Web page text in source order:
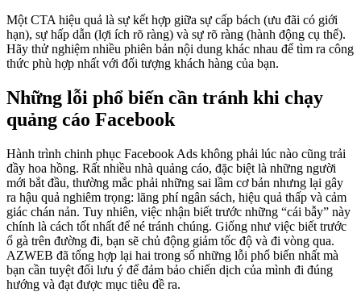
Một CTA hiệu quả là sự kết hợp giữa sự cấp bách (ưu đãi có giới
hạn), sự hấp dẫn (lợi ích rõ ràng) và sự rõ ràng (hành động cụ thể).
Hãy thử nghiệm nhiều phiên bản nội dung khác nhau để tìm ra công
thức phù hợp nhất với đối tượng khách hàng của bạn.
Những lỗi phổ biến cần tránh khi chạy
quảng cáo Facebook
Hành trình chinh phục Facebook Ads không phải lúc nào cũng trải
đầy hoa hồng. Rất nhiều nhà quảng cáo, đặc biệt là những người
mới bắt đầu, thường mắc phải những sai lầm cơ bản nhưng lại gây
ra hậu quả nghiêm trọng: lãng phí ngân sách, hiệu quả thấp và cảm
giác chán nản. Tuy nhiên, việc nhận biết trước những “cái bẫy” này
chính là cách tốt nhất để né tránh chúng. Giống như việc biết trước
ổ gà trên đường đi, bạn sẽ chủ động giảm tốc độ và đi vòng qua.
AZWEB đã tổng hợp lại hai trong số những lỗi phổ biến nhất mà
bạn cần tuyệt đối lưu ý để đảm bảo chiến dịch của mình đi đúng
hướng và đạt được mục tiêu đề ra.